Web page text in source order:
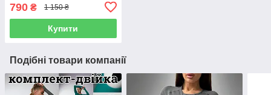
йоги з високою талією
790 ₴ 1 150 ₴
Купити
Подібні товари компанії